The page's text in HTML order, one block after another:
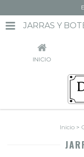
JARRAS Y
INICIO
Inicio >